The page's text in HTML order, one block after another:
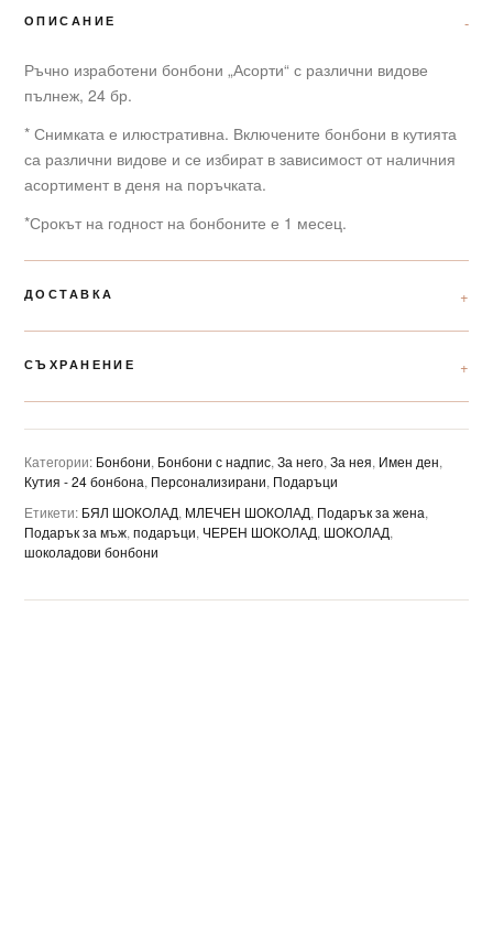
ОПИСАНИЕ
Ръчно изработени бонбони „Асорти“ с различни видове
пълнеж, 24 бр.
* Снимката е илюстративна. Включените бонбони в кутията
са различни видове и се избират в зависимост от наличния
асортимент в деня на поръчката.
*Срокът на годност на бонбоните е 1 месец.
ДОСТАВКА
СЪХРАНЕНИЕ
Категории: Бонбони, Бонбони с надпис, За него, За нея, Имен ден,
Кутия - 24 бонбона, Персонализирани, Подаръци
Етикети: БЯЛ ШОКОЛАД, МЛЕЧЕН ШОКОЛАД, Подарък за жена,
Подарък за мъж, подаръци, ЧЕРЕН ШОКОЛАД, ШОКОЛАД,
шоколадови бонбони